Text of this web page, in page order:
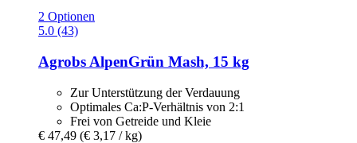
2 Optionen
5.0 (43)
Agrobs AlpenGrün Mash, 15 kg
Zur Unterstützung der Verdauung
Optimales Ca:P-Verhältnis von 2:1
Frei von Getreide und Kleie
€ 47,49 (€ 3,17 / kg)